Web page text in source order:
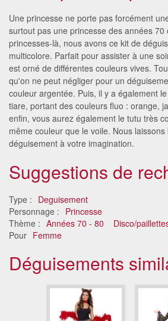
Une princesse ne porte pas forcément
surtout pas une princesse des années 70
princesses-là, nous avons ce kit de
multicolore. Parfait pour assister à une
est orné de différentes couleurs vives.
qu'on ne peut négliger pour un
couleur argentée. Puis, il y a également
tiare, portant des couleurs fluo : orange,
enfin, vous aurez également le tutu très
même couleur que le voile. Nous laissons
déguisement à votre imagination.
Suggestions de
Type : Deguisement
Personnage : Princesse
Thème : Années 70 - 80 Disco/
Pour Femme
Déguisements